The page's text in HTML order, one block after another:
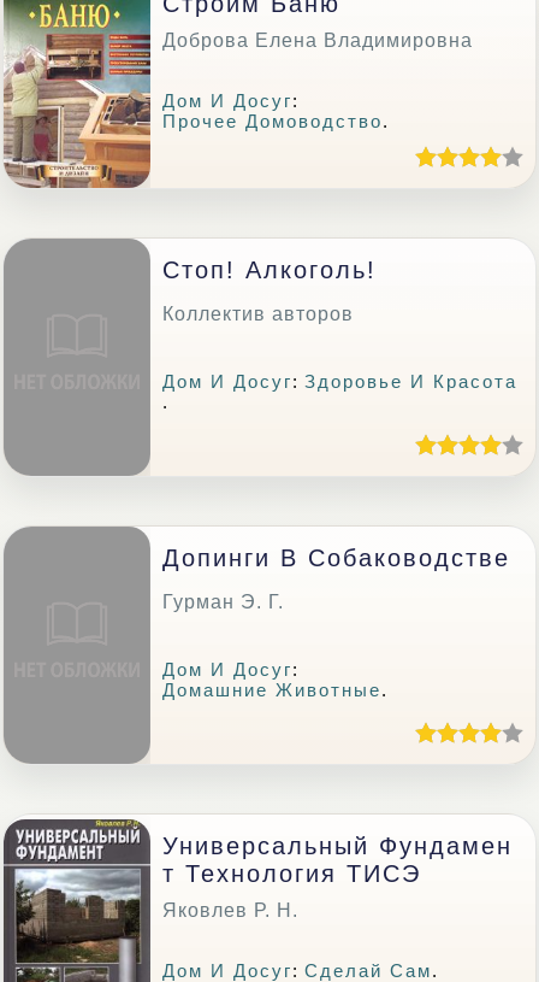
Доброва Елена Владимировна
Дом И Досуг:
Прочее Домоводство.
Стоп! Алкоголь!
Коллектив авторов
Дом И Досуг:Здоровье И Красота
.
Допинги В Собаководстве
Гурман Э. Г.
Дом И Досуг:
Домашние Животные.
Универсальный Фундамен
Т Технология ТИСЭ
Яковлев Р. Н.
Дом И Досуг:Сделай Сам.